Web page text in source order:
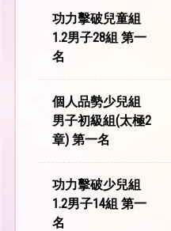
功力擊破兒童組
1.2男子28組 第一
名
個人品勢少兒組
男子初級組(太極2
章) 第一名
功力擊破少兒組
1.2男子14組 第一
名